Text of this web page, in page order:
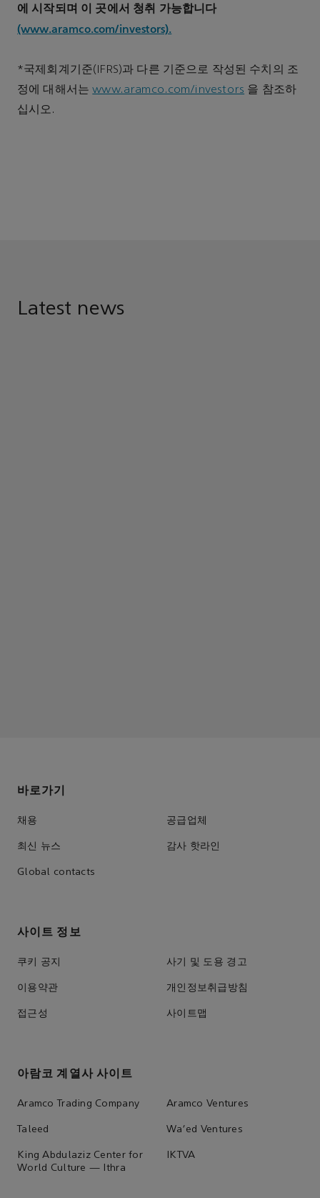
에 시작되며 이 곳에서 청취 가능합니다
(www.aramco.com/investors).
*국제회계기준(IFRS)과 다른 기준으로 작성된 수치의 조
정에 대해서는www.aramco.com/investors 을 참조하
십시오.
Latest news
바로가기
채용 공급업체
최신 뉴스 감사 핫라인
Global contacts
사이트 정보
쿠키 공지 사기 및 도용 경고
이용약관 개인정보취급방침
접근성 사이트맵
아람코 계열사 사이트
Aramco Trading Company Aramco Ventures
Taleed Wa'ed Ventures
King Abdulaziz Center for
World Culture — Ithra
IKTVA